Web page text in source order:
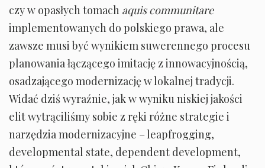
czy w opasłych tomach aquis communitare
implementowanych do polskiego prawa, ale
zawsze musi być wynikiem suwerennego procesu
planowania łączącego imitację z innowacyjnością,
osadzającego modernizację w lokalnej tradycji.
Widać dziś wyraźnie, jak w wyniku niskiej jakości
elit wytrąciliśmy sobie z ręki różne strategie i
narzędzia modernizacyjne – leapfrogging,
developmental state, dependent development,